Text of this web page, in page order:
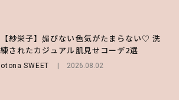
【紗栄子】媚びない色気がたまらない♡ 洗
練されたカジュアル肌見せコーデ2選
otona SWEET 2026.08.02
【大原優乃】夏メイクはプレイフルに！ドキ
ッとしちゃう色っぽ“うるみ目”のつくり方
BEAUTY 2026.08.01
【付録】総柄ハローキティが可愛すぎ♡ 紀
ノ国屋コラボの“優秀保冷バッグ”は夏の強
い味方！【オトナミューズ9月号増刊】
2026.07.12